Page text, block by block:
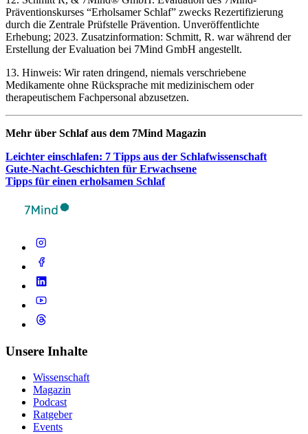
Präventionskurses “Erholsamer Schlaf” zwecks Rezertifizierung
durch die Zentrale Prüfstelle Prävention. Unveröffentlichte
Erhebung; 2023. Zusatzinformation: Schmitt, R. war während der
Erstellung der Evaluation bei 7Mind GmbH angestellt.
13. Hinweis: Wir raten dringend, niemals verschriebene
Medikamente ohne Rücksprache mit medizinischem oder
therapeutischem Fachpersonal abzusetzen.
Mehr über Schlaf aus dem 7Mind Maga­zin
Leich­ter ein­schla­fen: 7 Tipps aus der Schlaf­wis­sen­schaft
Gute-Nacht-Geschich­ten für Erwach­sene
Tipps für einen erhol­sa­men Schlaf
Unsere Inhalte
Wissenschaft
Magazin
Podcast
Ratgeber
Events